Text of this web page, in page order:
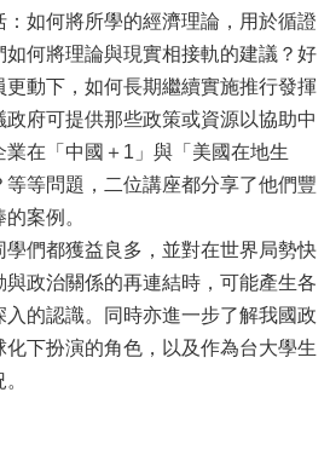
如何將所學的經濟理論，用於循證
何將理論與現實相接軌的建議？好
動下，如何長期繼續實施推行發揮
府可提供那些政策或資源以協助中
在「中國＋1」與「美國在地生
等問題，二位講座都分享了他們豐
案例。
學們都獲益良多，並對在世界局勢快
政治關係的再連結時，可能產生各
的認識。同時亦進一步了解我國政
化下扮演的角色，以及作為台大學生